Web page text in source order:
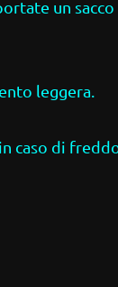
un
leggera.
caso di